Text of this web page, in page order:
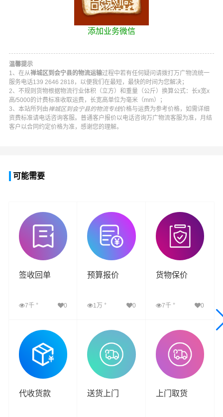
添加业务微信
温馨提示
1、在从禅城区到会宁县的物流运输过程中若有任何疑问请拨打 万广物流统一
服务电话139 2646 2818 ，以便我们在最短，最快的时间为您解决；
2、不规则货物根据物流行业体积（立方）和重量（公斤）换算公式：长x宽x
高/5000的计费标准收取运费，长宽高单位为毫米（mm）；
3、本站所列由禅城区到会宁县的物流专线价格与运费为参考价格，如需详细
资费标准请电话咨询客服。普通客户报价以电话咨询万广物流客服为准，月结
客户以合同约定价格为准，感谢您的理解。
可能需要
签收回单
7千 + 0
查看详细
预算报价
1万+ 0
查看详细
货物保价
7千 + 0
查看详细
代收货款 送货上门 上门取货